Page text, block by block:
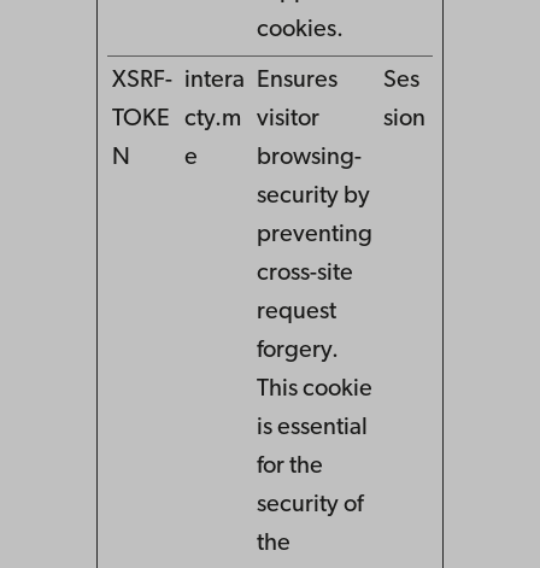
cookies.
XSRF-
TOKE
N
intera
cty.m
e
Ensures
visitor
browsing-
security by
preventing
cross-site
request
forgery.
This cookie
is essential
for the
security of
the
Ses
sion